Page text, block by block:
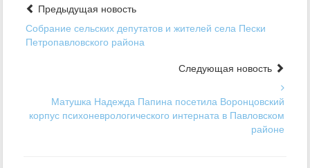
Предыдущая новость
Собрание сельских депутатов и жителей села Пески
Петропавловского района
Следующая новость
Матушка Надежда Папина посетила Воронцовский
корпус психоневрологического интерната в Павловском
районе